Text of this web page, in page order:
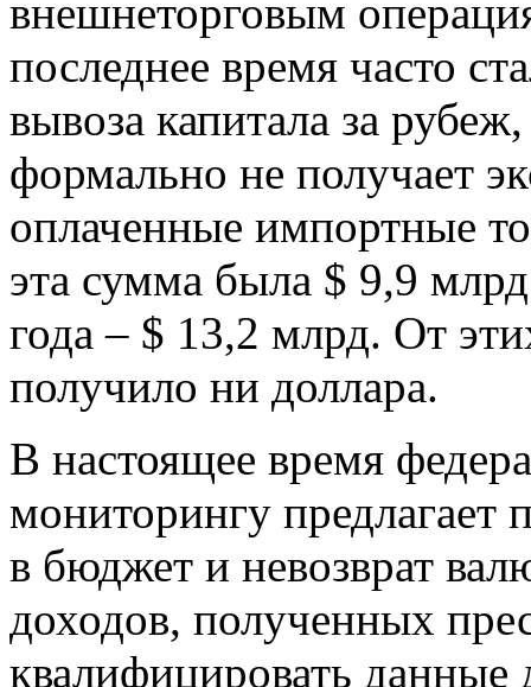
внешнеторговым
последнее время часто
вывоза капитала за
формально не получает
оплаченные импортные
эта сумма была $ 9,9
года – $ 13,2 млрд. От
получило ни доллара.
В настоящее время
мониторингу предлагает
в бюджет и невозврат
доходов, полученных
квалифицировать